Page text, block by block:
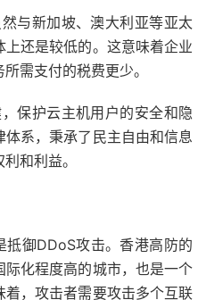
与新加坡、澳大利亚等亚太
还是较低的。这意味着企业
需支付的税费更少。
保护云主机用户的安全和隐
系，秉承了民主自由和信息
和利益。
抵御DDoS攻击。香港高防的
化程度高的城市，也是一个
，攻击者需要攻击多个互联